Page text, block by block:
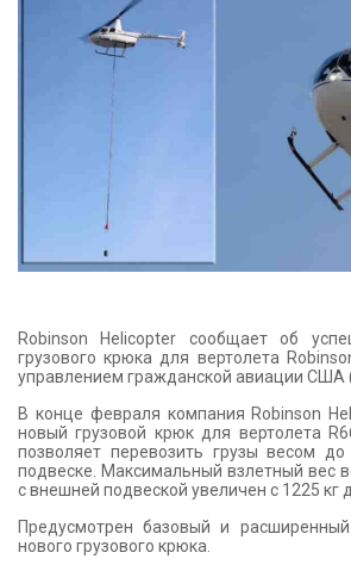
КОНТАКТЫ
Robinson Helicopter сообщает об
грузового крюка для вертолета
управлением гражданской авиации США
В конце февраля компания Robinson
новый грузовой крюк для вертолета
позволяет перевозить грузы весом
подвеске. Максимальный взлетный вес
с внешней подвеской увеличен с 1225 кг
Предусмотрен базовый и
нового грузового крюка.